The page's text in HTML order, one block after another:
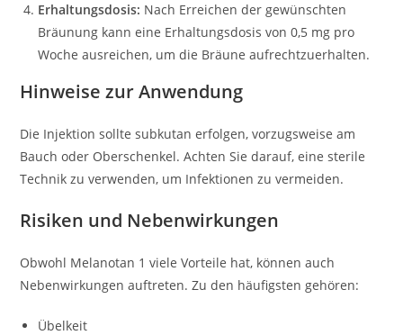
Erhaltungsdosis: Nach Erreichen der gewünschten
Bräunung kann eine Erhaltungsdosis von 0,5 mg pro
Woche ausreichen, um die Bräune aufrechtzuerhalten.
Hinweise zur Anwendung
Die Injektion sollte subkutan erfolgen, vorzugsweise am
Bauch oder Oberschenkel. Achten Sie darauf, eine sterile
Technik zu verwenden, um Infektionen zu vermeiden.
Risiken und Nebenwirkungen
Obwohl Melanotan 1 viele Vorteile hat, können auch
Nebenwirkungen auftreten. Zu den häufigsten gehören:
Übelkeit